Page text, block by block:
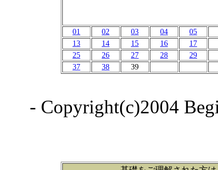
01 02 03 04
05
13
14 15 16
17
25
26 27 28
29
37
38 39
- Copyright(c)2004